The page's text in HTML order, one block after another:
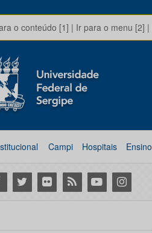
o conteúdo [1] | Ir para o menu [2] |
Campi Hospitais Ensino
Twitter Flickr RSS YoutubeInstagram